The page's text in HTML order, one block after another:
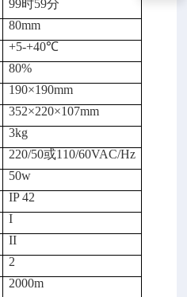
99时59分
80mm
+5-+40℃
80%
190×190mm
352×220×107mm
3kg
220/50或110/60VAC/Hz
50w
IP 42
I
II
2
2000m